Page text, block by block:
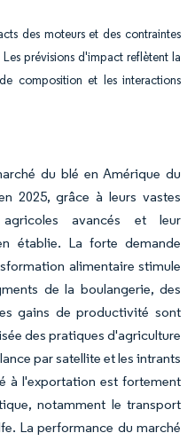
des moteurs et des contraintes
prévisions d'impact reflètent la
composition et les interactions
du blé en Amérique du
2025, grâce à leurs vastes
avancés et leur
établie. La forte demande
alimentaire stimule
de la boulangerie, des
gains de productivité sont
des pratiques d'agriculture
par satellite et les intrants
à l'exportation est fortement
notamment le transport
La performance du marché